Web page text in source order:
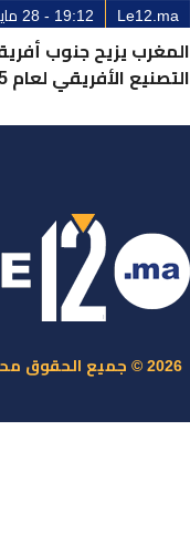
Le12.ma 19:12 - 28 مايو 2026
المغرب يزيح جنوب
التصنيع الأفريقي لعام 2025
2026 © جميع الحقوق محفوظة